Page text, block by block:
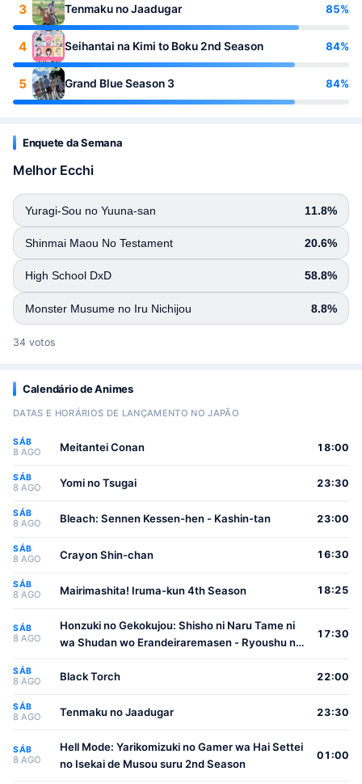
3 Tenmaku no Jaadugar 85%
4 Seihantai na Kimi to Boku 2nd Season 84%
5 Grand Blue Season 3 84%
Enquete da Semana
Melhor Ecchi
Yuragi-Sou no Yuuna-san 11.8%
Shinmai Maou No Testament 20.6%
High School DxD 58.8%
Monster Musume no Iru Nichijou 8.8%
34 votos
Calendário de Animes
DATAS E HORÁRIOS DE LANÇAMENTO NO JAPÃO
SÁB
8 AGO Meitantei Conan 18:00
SÁB
8 AGO Yomi no Tsugai 23:30
SÁB
8 AGO Bleach: Sennen Kessen-hen - Kashin-tan 23:00
SÁB
8 AGO Crayon Shin-chan 16:30
SÁB
8 AGO Mairimashita! Iruma-kun 4th Season 18:25
SÁB
8 AGO
Honzuki no Gekokujou: Shisho ni Naru Tame ni
wa Shudan wo Erandeiraremasen - Ryoushu no
17:30
SÁB
8 AGO Black Torch 22:00
SÁB
8 AGO Tenmaku no Jaadugar 23:30
SÁB
8 AGO
Hell Mode: Yarikomizuki no Gamer wa Hai Settei
no Isekai de Musou suru 2nd Season
01:00